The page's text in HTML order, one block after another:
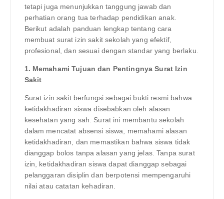
tetapi juga menunjukkan tanggung jawab dan
perhatian orang tua terhadap pendidikan anak.
Berikut adalah panduan lengkap tentang cara
membuat surat izin sakit sekolah yang efektif,
profesional, dan sesuai dengan standar yang berlaku.
1. Memahami Tujuan dan Pentingnya Surat Izin
Sakit
Surat izin sakit berfungsi sebagai bukti resmi bahwa
ketidakhadiran siswa disebabkan oleh alasan
kesehatan yang sah. Surat ini membantu sekolah
dalam mencatat absensi siswa, memahami alasan
ketidakhadiran, dan memastikan bahwa siswa tidak
dianggap bolos tanpa alasan yang jelas. Tanpa surat
izin, ketidakhadiran siswa dapat dianggap sebagai
pelanggaran disiplin dan berpotensi mempengaruhi
nilai atau catatan kehadiran.